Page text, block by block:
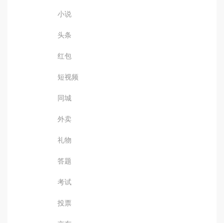
小说
头条
红包
短视频
同城
外卖
礼物
答题
考试
投票